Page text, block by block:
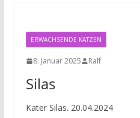
ERWACHSENDE KATZEN
8. Januar 2025 Ralf
Silas
Kater Silas. 20.04.2024